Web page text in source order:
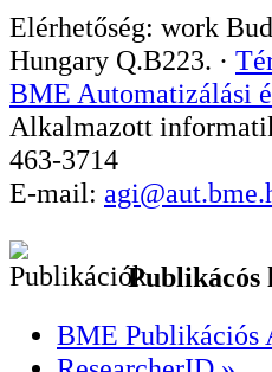
Elérhetőség: work
Hungary Q.B223. ·
BME Automatizálási
Alkalmazott
463-3714
E-mail:
Publikácós
BME Publikációs